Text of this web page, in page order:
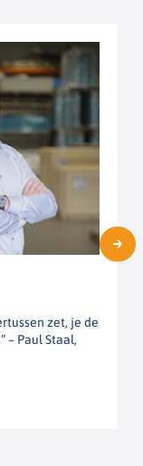
zet, je de
– Paul Staal,